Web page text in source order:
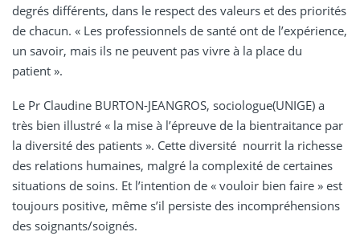
degrés différents, dans le respect des valeurs et des priorités
de chacun. « Les professionnels de santé ont de l’expérience,
un savoir, mais ils ne peuvent pas vivre à la place du
patient ».
Le Pr Claudine BURTON-JEANGROS, sociologue(UNIGE) a
très bien illustré « la mise à l’épreuve de la bientraitance par
la diversité des patients ». Cette diversité nourrit la richesse
des relations humaines, malgré la complexité de certaines
situations de soins. Et l’intention de « vouloir bien faire » est
toujours positive, même s’il persiste des incompréhensions
des soignants/soignés.